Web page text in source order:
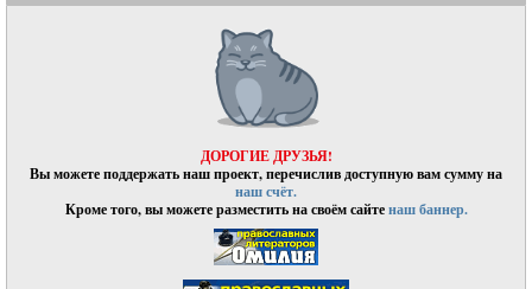
ДОРОГИЕ ДРУЗЬЯ!
Вы можете поддержать наш проект, перечислив доступную вам сумму на
наш счёт.
Кроме того, вы можете разместить на своём сайтенаш баннер.